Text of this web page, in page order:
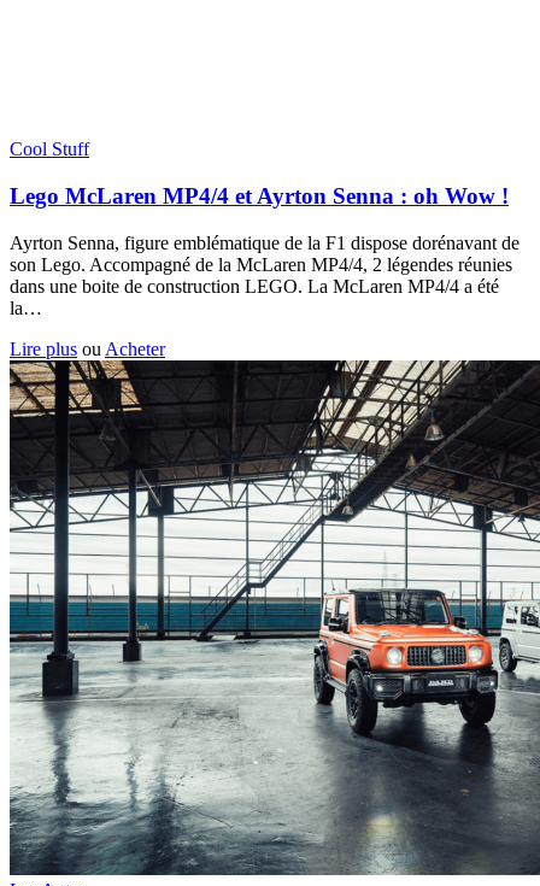
Cool Stuff
Lego McLaren MP4/4 et Ayrton Senna : oh Wow !
Ayrton Senna, figure emblématique de la F1 dispose dorénavant de
son Lego. Accompagné de la McLaren MP4/4, 2 légendes réunies
dans une boite de construction LEGO. La McLaren MP4/4 a été
la…
Lire plus ou Acheter